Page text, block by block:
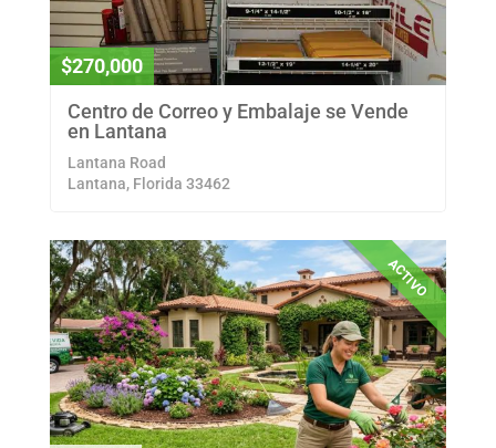
$270,000
Centro de Correo y Embalaje se Vende
en Lantana
Lantana Road
Lantana, Florida 33462
ACTIVO